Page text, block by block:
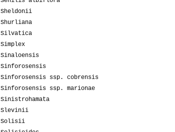
Sheldonii
Shurliana
Silvatica
Simplex
Sinaloensis
Sinforosensis
Sinforosensis ssp. cobrensis
Sinforosensis ssp. marionae
Sinistrohamata
Slevinii
Solisii